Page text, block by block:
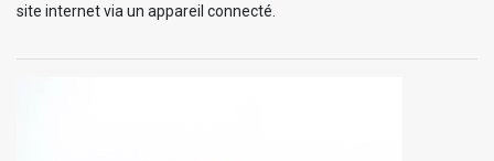
site internet via un appareil connecté.